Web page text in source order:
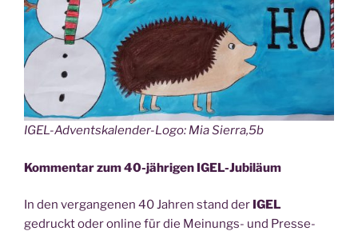
Rubin-
Glück­
wün­
von
Stadt­
bür­
meis­
Johan­
nes
IGEL-Advents­ka­len­der-Logo: Mia Sierra,5b
Kom­men­tar zum 40-jäh­ri­gen IGEL-Jubiläum
In den ver­gan­ge­nen 40 Jah­ren stand der IGEL
gedruckt oder online für die Mei­nungs- und Pres­se­